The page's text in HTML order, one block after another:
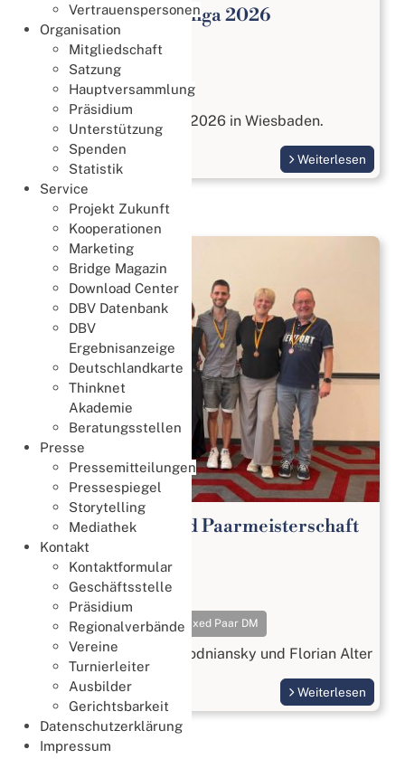
Vertrauenspersonen
Organisation
Mitgliedschaft
Satzung
Hauptversammlung
Präsidium
Unterstützung
Spenden
Statistik
Service
Projekt Zukunft
Kooperationen
Marketing
Bridge Magazin
Download Center
DBV Datenbank
DBV
Ergebnisanzeige
Deutschlandkarte
Thinknet
Akademie
Beratungsstellen
Presse
Pressemitteilungen
Pressespiegel
Storytelling
Mediathek
Kontakt
Kontaktformular
Geschäftsstelle
Präsidium
Regionalverbände
Vereine
Turnierleiter
Ausbilder
Gerichtsbarkeit
Datenschutzerklärung
Impressum
Open Paar Bundesliga 2026
Meisterschaften
27. Juli 2026
Open Paar Liga
vom 17. bis 18. Oktober 2026 in Wiesbaden.
Weiterlesen
65. Deutsche Mixed Paarmeisterschaft
2026
Meisterschaften
18. Juli 2026
Meisterschaften Mixed Paar DM
Gold geht an Beatrix Wodniansky und Florian Alter
Weiterlesen